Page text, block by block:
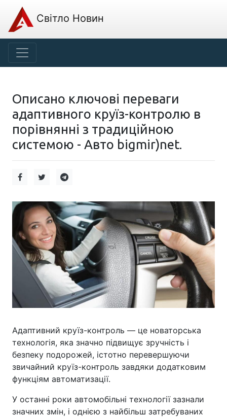
Світло Новин
Описано ключові переваги
адаптивного круїз-контролю в
порівнянні з традиційною
системою - Авто bigmir)net.
Адаптивний круїз-контроль — це новаторська
технологія, яка значно підвищує зручність і
безпеку подорожей, істотно перевершуючи
звичайний круїз-контроль завдяки додатковим
функціям автоматизації.
У останні роки автомобільні технології зазнали
значних змін, і однією з найбільш затребуваних